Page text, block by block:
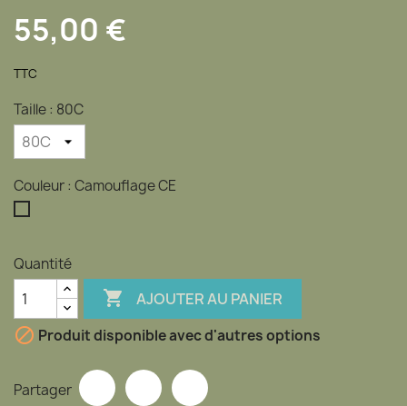
55,00 €
TTC
Taille : 80C
Couleur : Camouflage CE
Quantité
 AJOUTER AU PANIER
 Produit disponible avec d'autres options
Partager